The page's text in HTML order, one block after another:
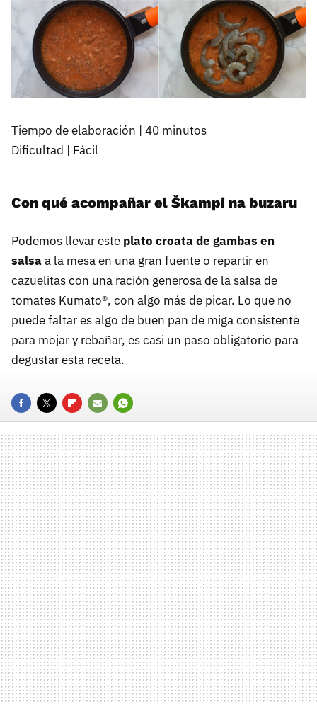
Tiempo de elaboración | 40 minutos
Dificultad | Fácil
Con qué acompañar el Škampi na buzaru
Podemos llevar este plato croata de gambas en
salsaa la mesa en una gran fuente o repartir en
cazuelitas con una ración generosa de la salsa de
tomates Kumato®, con algo más de picar. Lo que no
puede faltar es algo de buen pan de miga consistente
para mojar y rebañar, es casi un paso obligatorio para
degustar esta receta.
FACEBOOK
TWITTERFLIPBOARD
E-
MAIL
WHATSAPP